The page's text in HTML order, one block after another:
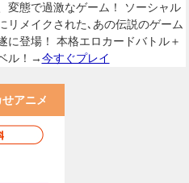
変態で過激なゲーム！ ソーシャル
リメイクされた､あの伝説のゲーム
に登場！ 本格エロカードバトル＋
ル！→今すぐプレイ
アニメ